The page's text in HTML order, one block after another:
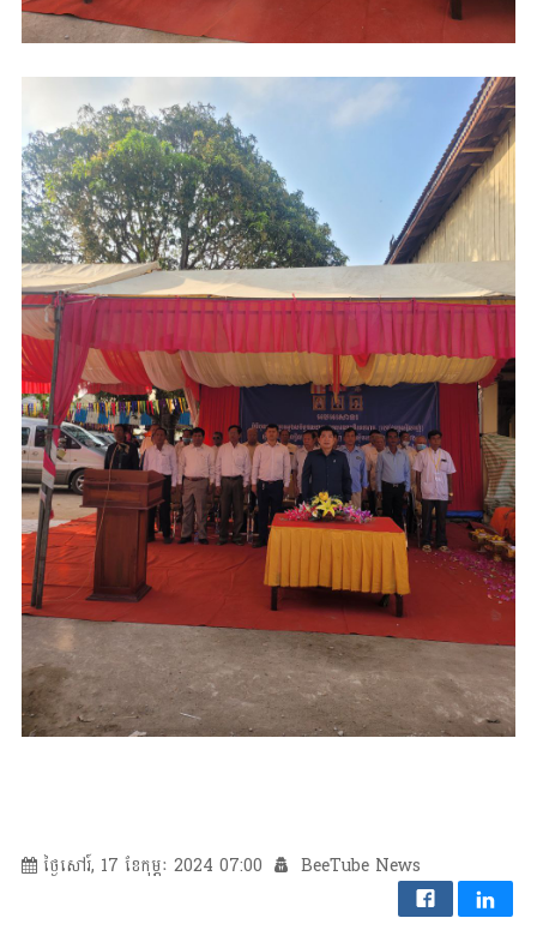
ថ្ងៃសៅរ៍, 17 ខែកុម្ភៈ 2024 07:00 BeeTube News